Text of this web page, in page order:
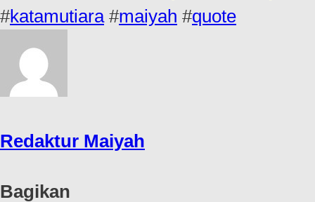
#katamutiara #maiyah #quote
Redaktur Maiyah
Bagikan